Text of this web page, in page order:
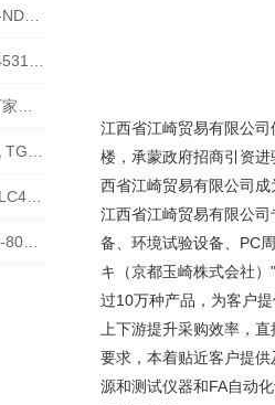
江西省江崎贸易有限公
楼，承蒙政府招商引资
西省江崎贸易有限公司
江西省江崎贸易有限公
备、环境试验设备、PC
キ（京都玉崎株式会社
过10万种产品，为客户
上下游提升采购效率，
要求，本着贴近客户提
源和测试仪器和FA自动